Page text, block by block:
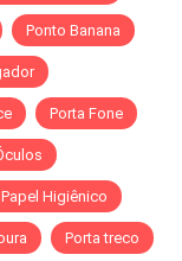
Ponto Banana
Porta Fone
Higiênico
Porta treco